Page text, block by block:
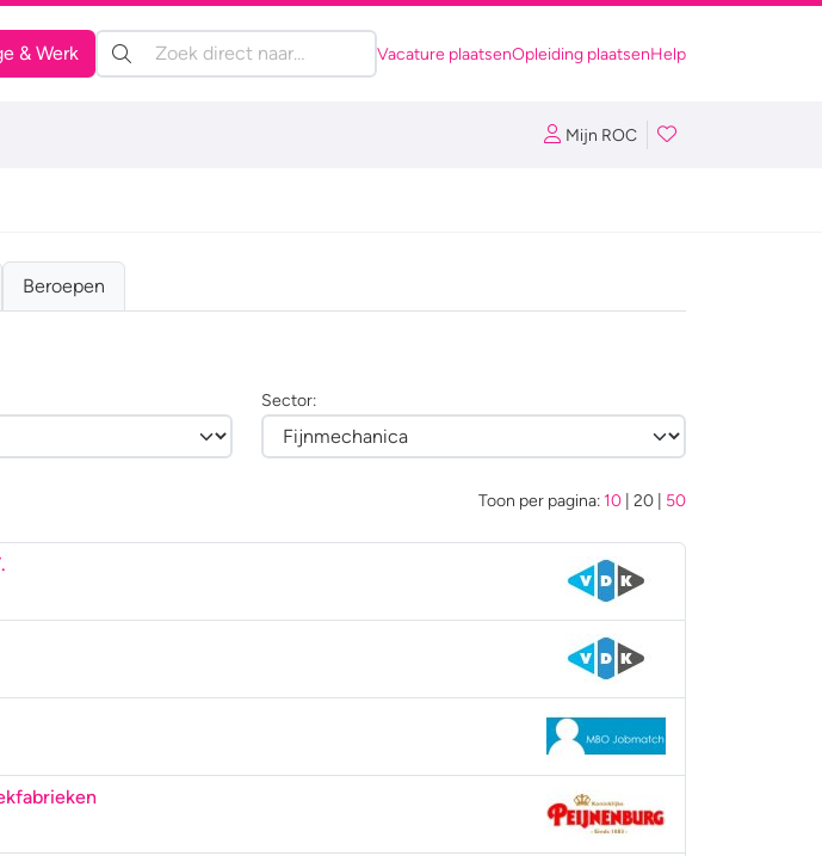
& Werk Zoeken: Vacature plaatsenOpleiding plaatsenHelp
Mijn ROC
Beroepen
Sector:
Toon per pagina: 10 20 50